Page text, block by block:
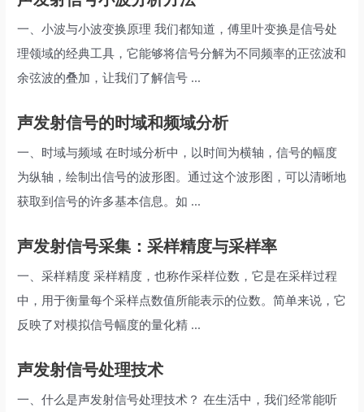
一、小波与小波变换原理 我们都知道，傅里叶变换是信号处
理领域的经典工具，它能够将信号分解为不同频率的正弦波和
余弦波的叠加，让我们了解信号 ...
声发射信号的时域和频域分析
一、时域与频域 在时域分析中，以时间为横轴，信号的幅度
为纵轴，绘制出信号的波形图。通过这个波形图，可以清晰地
获取到信号的许多基本信息。如 ...
声发射信号采集：采样精度与采样率
一、采样精度 采样精度，也称作采样位数，它是在采样过程
中，用于衡量每个采样点数值所能表示的位数。简单来说，它
反映了对模拟信号幅度的量化精 ...
声发射信号处理技术
一、什么是声发射信号处理技术？ 在生活中，我们经常能听